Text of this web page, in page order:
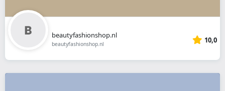
beautyfashionshop.nl
beautyfashionshop.nl 10,0